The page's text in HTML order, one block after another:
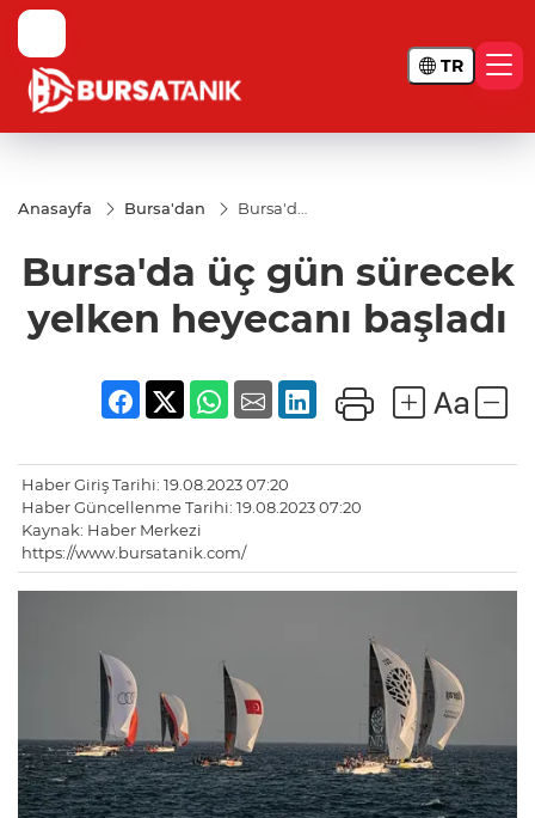
TR
Anasayfa Bursa'dan
Bursa'da
yelken
heyecanı
Bursa'da üç gün sürecek
yelken heyecanı başladı
Haber Giriş Tarihi: 19.08.2023 07:20
Haber Güncellenme Tarihi: 19.08.2023 07:20
Kaynak: Haber Merkezi
https://www.bursatanik.com/